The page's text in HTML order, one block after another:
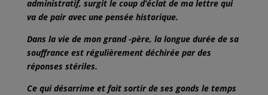
administratif, surgit le coup d’éclat de ma lettre qui
va de pair avec une pensée historique.
Dans la vie de mon grand -père, la longue durée de sa
souffrance est régulièrement déchirée par des
réponses stériles.
Ce qui désarrime et fait sortir de ses gonds le temps